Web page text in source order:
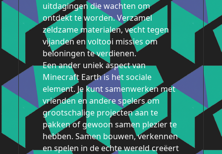
uitdagingen die wachten om
ontdekt te worden. Verzamel
zeldzame materialen, vecht tegen
vijanden en voltooi missies om
beloningen te verdienen.
Een ander uniek aspect van
Minecraft Earth is het sociale
element. Je kunt samenwerken met
vrienden en andere spelers om
grootschalige projecten aan te
pakken of gewoon samen plezier te
hebben. Samen bouwen, verkennen
en spelen in de echte wereld creëert